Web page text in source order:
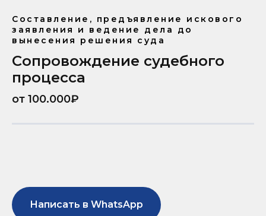
Составление, предъявление искового
заявления и ведение дела до
вынесения решения суда
Сопровождение судебного
процесса
от 100.000₽
Написать в WhatsApp